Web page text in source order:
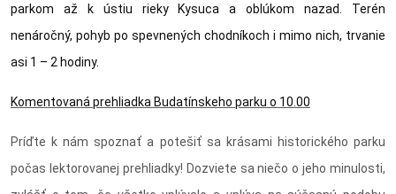
parkom až k ústiu rieky Kysuca a oblúkom nazad. Terén
nenáročný, pohyb po spevnených chodníkoch i mimo nich, trvanie
asi 1 – 2 hodiny.
Komentovaná prehliadka Budatínskeho parku o 10.00
Príďte k nám spoznať a potešiť sa krásami historického parku
počas lektorovanej prehliadky! Dozviete sa niečo o jeho minulosti,